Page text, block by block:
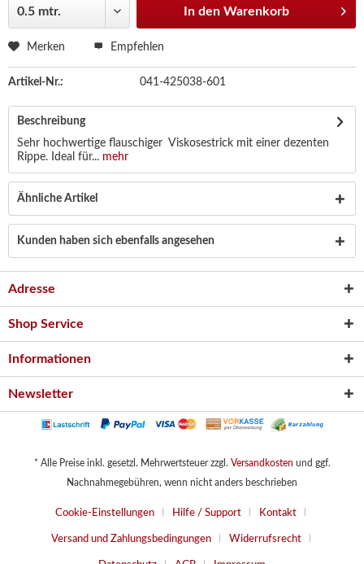
In den Warenkorb
Merken Empfehlen
Artikel-Nr.: 041-425038-601
Beschreibung
Sehr hochwertige flauschiger Viskosestrick mit einer dezenten
Rippe. Ideal für... mehr
Ähnliche Artikel
Kunden haben sich ebenfalls angesehen
Adresse
Shop Service
Informationen
Newsletter
* Alle Preise inkl. gesetzl. Mehrwertsteuer zzgl. Versandkosten und ggf.
Nachnahmegebühren, wenn nicht anders beschrieben
Cookie-Einstellungen Hilfe / Support Kontakt
Versand und Zahlungsbedingungen Widerrufsrecht